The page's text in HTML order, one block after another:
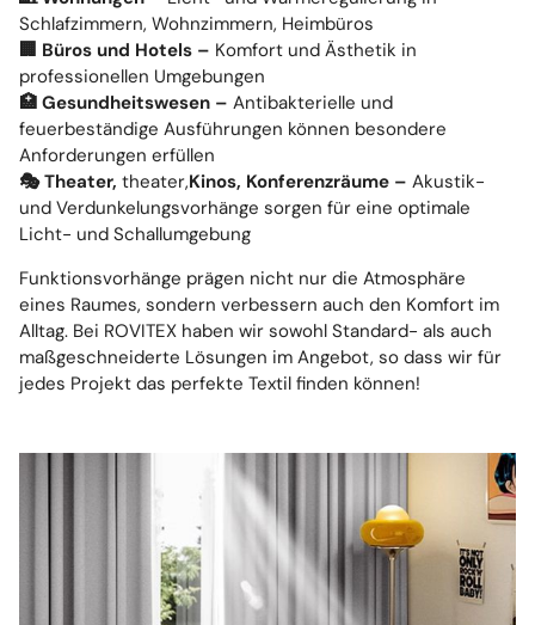
Schlafzimmern, Wohnzimmern, Heimbüros
🏢 Büros und Hotels – Komfort und Ästhetik in
professionellen Umgebungen
🏥 Gesundheitswesen – Antibakterielle und
feuerbeständige Ausführungen können besondere
Anforderungen erfüllen
🎭 Theater, theater,Kinos, Konferenzräume – Akustik-
und Verdunkelungsvorhänge sorgen für eine optimale
Licht- und Schallumgebung
Funktionsvorhänge prägen nicht nur die Atmosphäre
eines Raumes, sondern verbessern auch den Komfort im
Alltag. Bei ROVITEX haben wir sowohl Standard- als auch
maßgeschneiderte Lösungen im Angebot, so dass wir für
jedes Projekt das perfekte Textil finden können!